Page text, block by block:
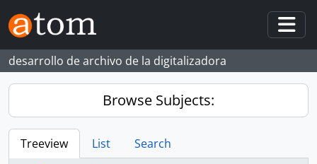
Skip to main content
desarrollo de archivo de la digitalizadora
Browse Subjects:
Treeview List
Search